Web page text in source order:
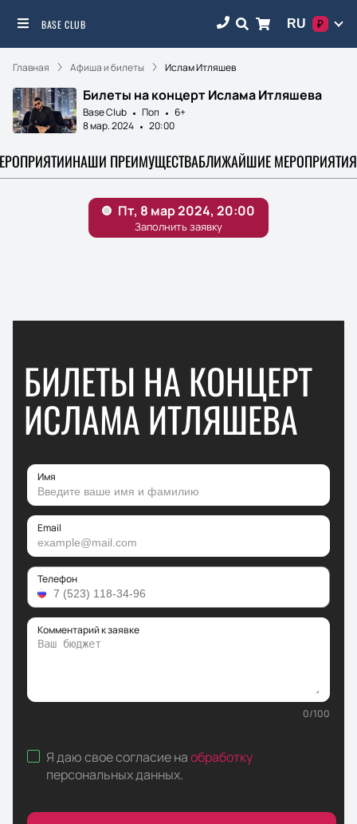
BASE CLUB RU ₽
Главная Афиша и билеты Ислам Итляшев
Билеты на концерт Ислама Итляшева
Base Club Поп
6+
8 мар. 2024
20:00
НАШИ ПРЕИМУЩЕСТВАБЛИЖАЙШИЕ МЕРОПРИЯТИЯ
БИЛЕТЫ НА КОНЦЕРТ
ИСЛАМА ИТЛЯШЕВА
Имя
Email
Телефон
Комментарий к заявке
0/100
Я даю свое согласие наобработку
персональных данных.